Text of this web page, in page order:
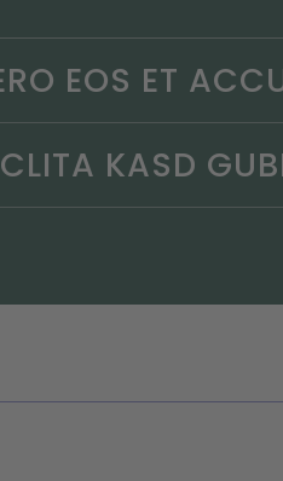
EOS ET
KASD